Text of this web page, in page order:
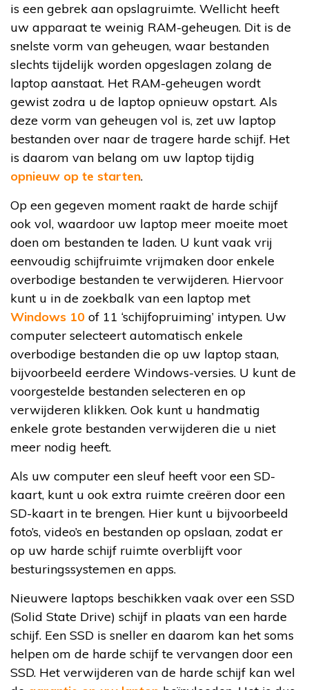
is een gebrek aan opslagruimte. Wellicht heeft
uw apparaat te weinig RAM-geheugen. Dit is de
snelste vorm van geheugen, waar bestanden
slechts tijdelijk worden opgeslagen zolang de
laptop aanstaat. Het RAM-geheugen wordt
gewist zodra u de laptop opnieuw opstart. Als
deze vorm van geheugen vol is, zet uw laptop
bestanden over naar de tragere harde schijf. Het
is daarom van belang om uw laptop tijdig
opnieuw op te starten.
Op een gegeven moment raakt de harde schijf
ook vol, waardoor uw laptop meer moeite moet
doen om bestanden te laden. U kunt vaak vrij
eenvoudig schijfruimte vrijmaken door enkele
overbodige bestanden te verwijderen. Hiervoor
kunt u in de zoekbalk van een laptop met
Windows 10 of 11 ‘schijfopruiming’ intypen. Uw
computer selecteert automatisch enkele
overbodige bestanden die op uw laptop staan,
bijvoorbeeld eerdere Windows-versies. U kunt de
voorgestelde bestanden selecteren en op
verwijderen klikken. Ook kunt u handmatig
enkele grote bestanden verwijderen die u niet
meer nodig heeft.
Als uw computer een sleuf heeft voor een SD-
kaart, kunt u ook extra ruimte creëren door een
SD-kaart in te brengen. Hier kunt u bijvoorbeeld
foto’s, video’s en bestanden op opslaan, zodat er
op uw harde schijf ruimte overblijft voor
besturingssystemen en apps.
Nieuwere laptops beschikken vaak over een SSD
(Solid State Drive) schijf in plaats van een harde
schijf. Een SSD is sneller en daarom kan het soms
helpen om de harde schijf te vervangen door een
SSD. Het verwijderen van de harde schijf kan wel